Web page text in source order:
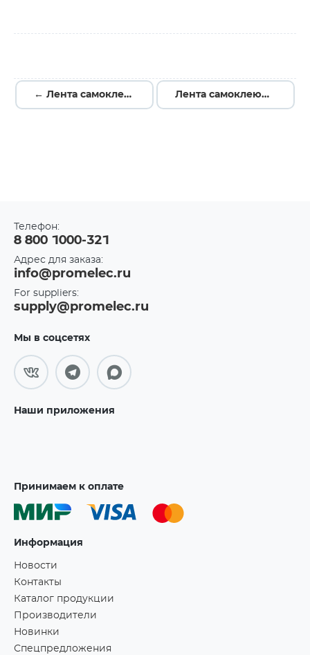
← Лента самоклеющаяся SPT-50/50 металлизированная (уп. 20 м), 1275050 Лента самоклеющаяся SPT-20/20 металлизированная (уп. 20 м), 1272020 →
Телефон:
8 800 1000-321
Адрес для заказа:
info@promelec.ru
For suppliers:
supply@promelec.ru
Мы в соцсетях
Наши приложения
Принимаем к оплате
Информация
Новости
Контакты
Каталог продукции
Производители
Новинки
Спецпредложения